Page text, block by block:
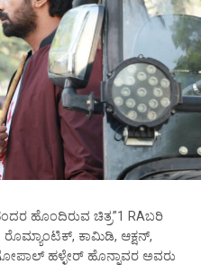
ಹೊಂದಿರುವ ಚಿತ್ರ”1 RAಬರಿ
ರೊಮ್ಯಾಂಟಿಕ್, ಕಾಮಿಡಿ, ಆಕ್ಷನ್,
ಹಳ್ಳೇರ್ ಹೊನ್ನಾವರ ಅವರು